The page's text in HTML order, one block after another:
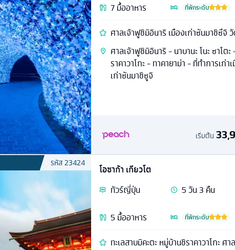
7มื้ออาหาร ที่พักระดับ
ศาลเจ้าฟูชิมิอินาริ เมืองเก่าซันมาชิซึจิ
ศาลเจ้าฟูชิมิอินาริ - นาบานะ โนะ ซาโต
ราคาวาโกะ - ทาคายาม่า - ที่ทำการเก่า
เก่าซันมาชิซูจิ
เริ่มต้น
รหัส23424
โอซาก้า เกียวโต
ทัวร์ญี่ปุ่น 5วัน3 คืน
5 มื้ออาหาร ที่พักระดับ
ทะเลสาบมิคะตะ หมู่บ้านชิราคาวาโกะ ศา